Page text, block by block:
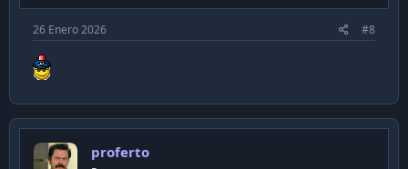
26 Enero 2026 #8
proferto